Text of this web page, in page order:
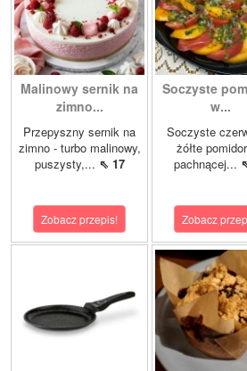
Malinowy sernik na
zimno...
Przepyszny sernik na
zimno - turbo malinowy,
puszysty,... ⇖ 17
Zobacz przepis!
Soczyste
w...
Soczyste
żółte
pachnącej...
Zobacz